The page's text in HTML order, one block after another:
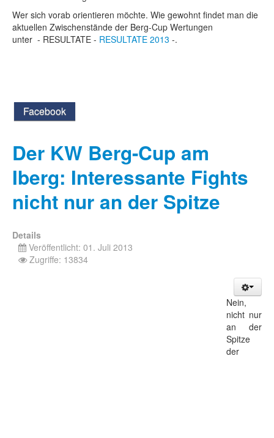
Wer sich vorab orientieren möchte. Wie gewohnt findet man die
aktuellen Zwischenstände der Berg-Cup Wertungen
unter - RESULTATE - RESULTATE 2013 -.
Facebook
Der KW Berg-Cup am
Iberg: Interessante Fights
nicht nur an der Spitze
Details
Veröffentlicht: 01. Juli 2013
Zugriffe: 13834
Nein,
nicht nur
an der
Spitze
der